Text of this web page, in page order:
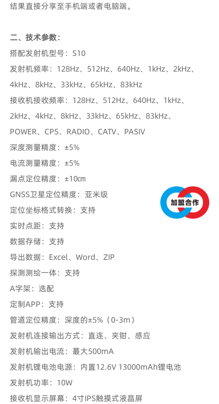
结果直接分享至手机端或者电脑端。
二、技术参数：
搭配发射机型号：S10
发射机频率：128Hz、512Hz、640Hz、1kHz、2kHz、
4kHz、8kHz、33kHz、65kHz、83kHz
接收机接收频率：128Hz、512Hz、640Hz、1kHz、
2kHz、4kHz、8kHz、33kHz、65kHz、83kHz、
POWER、CPS、RADIO、CATV、PASIV
深度测量精度：±5%
电流测量精度：±5%
漏点定位精度：±10㎝
GNSS卫星定位精度：亚米级
定位坐标格式转换：支持
实时点距：支持
数据存储：支持
导出数据：Excel、Word、ZIP
探测测绘一体：支持
A字架：选配
定制APP：支持
管道定位精度：深度的±5%（0-3m）
发射机连接输出方式：直连、夹钳、感应
发射机输出电流：蕞大500mA
发射机锂电池电源：内置12.6V 13000mAh锂电池
发射机功率：10W
接收机显示屏幕：4寸IPS触摸式液晶屏